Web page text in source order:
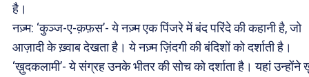
है।
नज़्म: ‘कुञ्ज-ए-क़फ़स’- ये नज़्म एक पिंजरे में बंद परिंदे की कहानी है, जो
आज़ादी के ख़्वाब देखता है। ये नज़्म ज़िंदगी की बंदिशों को दर्शाती है।
‘ख़ुदकलामी’- ये संग्रह उनके भीतर की सोच को दर्शाता है। यहां उन्होंने